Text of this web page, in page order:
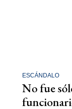
ESCÁNDALO
No fue